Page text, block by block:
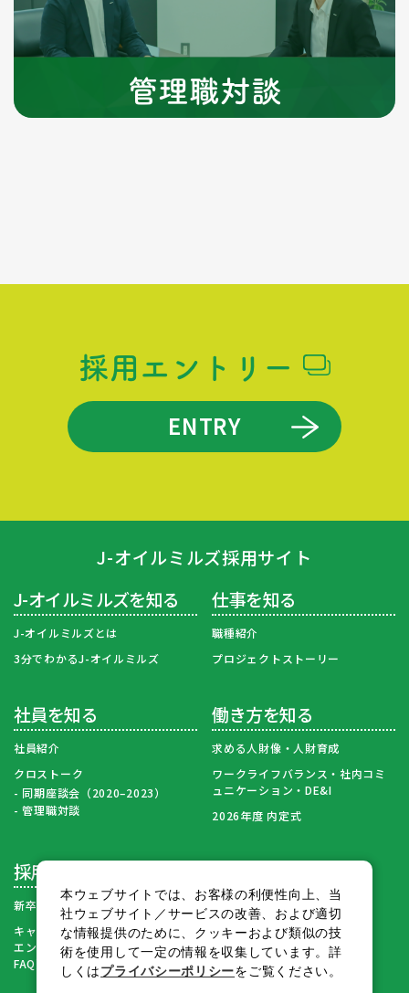
管理職対談
採用エントリー
ENTRY
J-オイルミルズ採用サイト
J-オイルミルズを知る
J-オイルミルズとは
3分でわかるJ-オイルミルズ
仕事を知る
職種紹介
プロジェクトストーリー
社員を知る
社員紹介
クロストーク
同期座談会（2020–2023）
管理職対談
働き方を知る
求める人財像・人財育成
ワークライフバランス・社内コミ
ュニケーション・DE&I
2026年度 内定式
採用情報
新卒採用募集要項・FAQ
キャリア採用・再入社
エントリーページ（募集要項・
FAQ）
本ウェブサイトでは、お客様の利便性向上、当
社ウェブサイト／サービスの改善、および適切
な情報提供のために、クッキーおよび類似の技
術を使用して一定の情報を収集しています。詳
しくはプライバシーポリシーをご覧ください。